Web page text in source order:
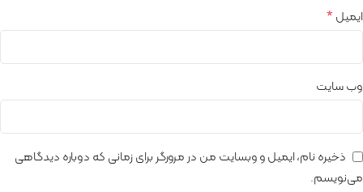
ایمیل*
وب‌ سایت
ذخیره نام، ایمیل و وبسایت من در مرورگر برای زمانی که دوباره دیدگاهی
می‌نویسم.